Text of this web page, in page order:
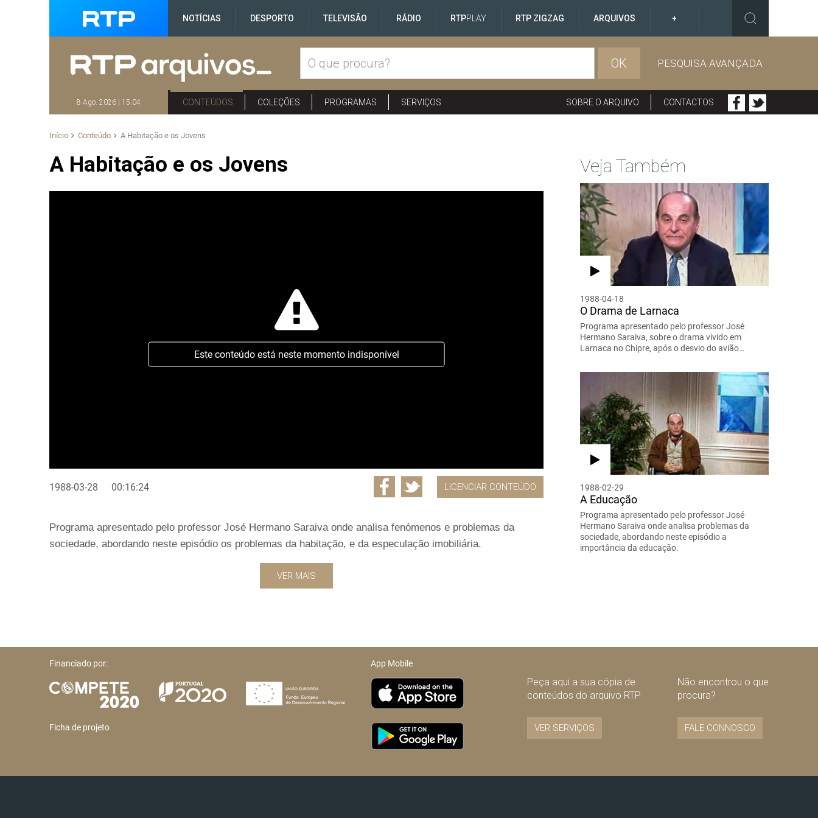
NOTÍCIAS DESPORTO TELEVISÃO RÁDIO RTPPLAY RTP ZIGZAG ARQUIVOS +
OK PESQUISA AVANÇADA
8 Ago. 2026 | 15:04 CONTEÚDOS COLEÇÕES PROGRAMAS SERVIÇOS SOBRE O ARQUIVO CONTACTOS
Início Conteúdo A Habitação e os Jovens
A Habitação e os Jovens
Este conteúdo está neste momento indisponível
1988-03-28 00:16:24 LICENCIAR CONTEÚDO
Programa apresentado pelo professor José Hermano Saraiva onde analisa fenómenos e problemas da
sociedade, abordando neste episódio os problemas da habitação, e da especulação imobiliária.
VER MAIS
Veja Também
1988-04-18
O Drama de Larnaca
Programa apresentado pelo professor José
Hermano Saraiva, sobre o drama vivido em
Larnaca no Chipre, após o desvio do avião…
1988-02-29
A Educação
Programa apresentado pelo professor José
Hermano Saraiva onde analisa problemas da
sociedade, abordando neste episódio a
importância da educação.
Financiado por:
Ficha de projeto
App Mobile
Peça aqui a sua cópia de
conteúdos do arquivo RTP
VER SERVIÇOS
Não encontrou o que
procura?
FALE CONNOSCO